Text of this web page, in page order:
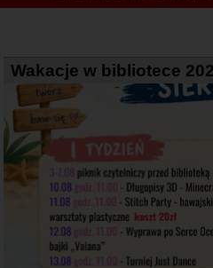
Wakacje w bibliotece